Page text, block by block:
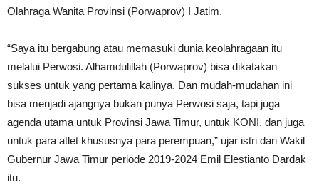
Olahraga Wanita Provinsi (Porwaprov) I Jatim.
“Saya itu bergabung atau memasuki dunia keolahragaan itu
melalui Perwosi. Alhamdulillah (Porwaprov) bisa dikatakan
sukses untuk yang pertama kalinya. Dan mudah-mudahan ini
bisa menjadi ajangnya bukan punya Perwosi saja, tapi juga
agenda utama untuk Provinsi Jawa Timur, untuk KONI, dan juga
untuk para atlet khususnya para perempuan,” ujar istri dari Wakil
Gubernur Jawa Timur periode 2019-2024 Emil Elestianto Dardak
itu.